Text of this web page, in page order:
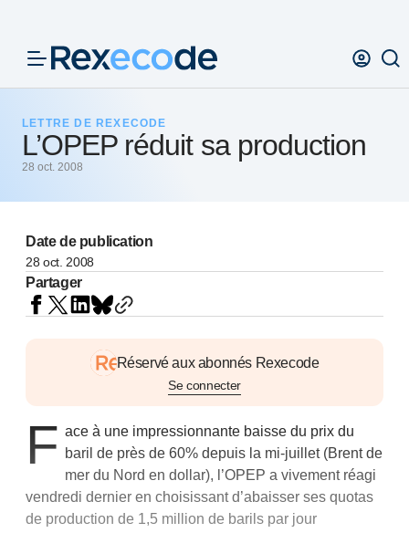
LETTRE DE REXECODE
L’OPEP réduit sa production
28 oct. 2008
Date de publication
28 oct. 2008
Partager
Réservé aux abonnés Rexecode
Se connecter
F ace à une impressionnante baisse du prix du
baril de près de 60% depuis la mi-juillet (Brent de
mer du Nord en dollar), l’OPEP a vivement réagi
vendredi dernier en choisissant d’abaisser ses quotas
de production de 1,5 million de barils par jour